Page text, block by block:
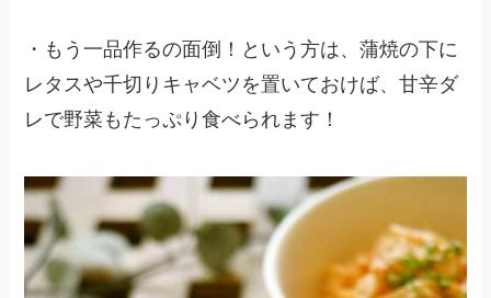
・もう一品作るの面倒！という方は、蒲焼の下に
レタスや千切りキャベツを置いておけば、甘辛ダ
レで野菜もたっぷり食べられます！